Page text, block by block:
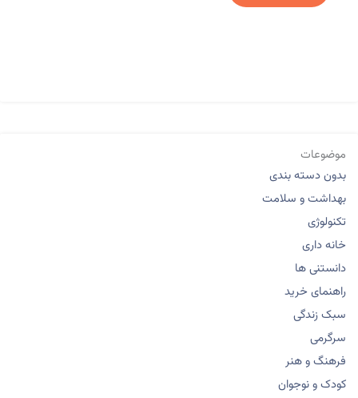
موضوعات
بدون دسته بندی
بهداشت و سلامت
تکنولوژی
خانه داری
دانستنی ها
راهنمای خرید
سبک زندگی
سرگرمی
فرهنگ و هنر
کودک و نوجوان